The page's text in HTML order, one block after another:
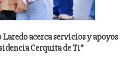
acerca servicios y apoyos
Cerquita de Ti”